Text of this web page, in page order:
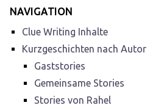
NAVIGATION
Clue Writing Inhalte
Kurzgeschichten nach Autor
Gaststories
Gemeinsame Stories
Stories von Rahel